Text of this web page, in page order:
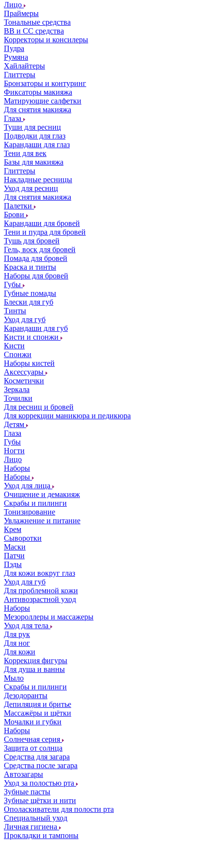
Лицо
Праймеры
Тональные средства
ВВ и СС средства
Корректоры и консилеры
Пудра
Румяна
Хайлайтеры
Глиттеры
Бронзаторы и контуринг
Фиксаторы макияжа
Матирующие салфетки
Для снятия макияжа
Глаза
Туши для ресниц
Подводки для глаз
Карандаши для глаз
Тени для век
Базы для макияжа
Глиттеры
Накладные ресницы
Уход для ресниц
Для снятия макияжа
Палетки
Брови
Карандаши для бровей
Тени и пудра для бровей
Тушь для бровей
Гель, воск для бровей
Помада для бровей
Краска и тинты
Наборы для бровей
Губы
Губные помады
Блески для губ
Тинты
Уход для губ
Карандаши для губ
Кисти и спонжи
Кисти
Спонжи
Наборы кистей
Аксессуары
Косметички
Зеркала
Точилки
Для ресниц и бровей
Для коррекции маникюра и педикюра
Детям
Глаза
Губы
Ногти
Лицо
Наборы
Наборы
Уход для лица
Очищение и демакияж
Скрабы и пилинги
Тонизирование
Увлажнение и питание
Крем
Сыворотки
Маски
Патчи
Пэды
Для кожи вокруг глаз
Уход для губ
Для проблемной кожи
Антивозрастной уход
Наборы
Мезороллеры и массажеры
Уход для тела
Для рук
Для ног
Для кожи
Коррекция фигуры
Для душа и ванны
Мыло
Скрабы и пилинги
Дезодоранты
Депиляция и бритье
Массажёры и щётки
Мочалки и губки
Наборы
Солнечная серия
Защита от солнца
Средства для загара
Средства после загара
Автозагары
Уход за полостью рта
Зубные пасты
Зубные щётки и нити
Ополаскиватели для полости рта
Специальный уход
Личная гигиена
Прокладки и тампоны